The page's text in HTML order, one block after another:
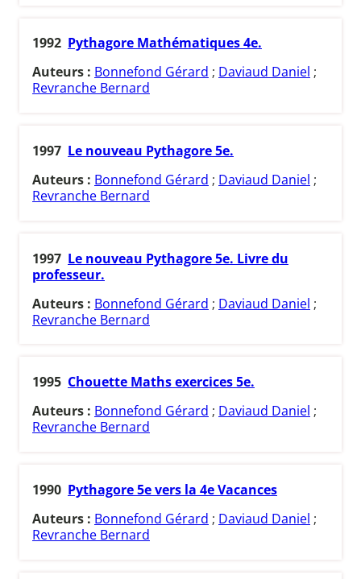
1992 Pythagore Mathématiques 4e.
Auteurs : Bonnefond Gérard ; Daviaud Daniel ;
Revranche Bernard
1997 Le nouveau Pythagore 5e.
Auteurs : Bonnefond Gérard ; Daviaud Daniel ;
Revranche Bernard
1997 Le nouveau Pythagore 5e. Livre du
professeur.
Auteurs : Bonnefond Gérard ; Daviaud Daniel ;
Revranche Bernard
1995 Chouette Maths exercices 5e.
Auteurs : Bonnefond Gérard ; Daviaud Daniel ;
Revranche Bernard
1990 Pythagore 5e vers la 4e Vacances
Auteurs : Bonnefond Gérard ; Daviaud Daniel ;
Revranche Bernard